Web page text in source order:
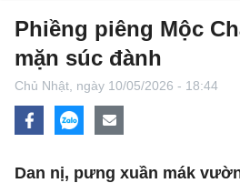
Phiềng piêng Mộc
mặn súc đành
Chủ Nhật, ngày 10/05/2026 - 18:44
Dan nị, pưng xuần mák